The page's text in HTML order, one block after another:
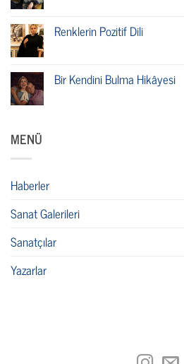
Renklerin Pozitif Dili
Bir Kendini Bulma Hikâyesi
MENÜ
Haberler
Sanat Galerileri
Sanatçılar
Yazarlar